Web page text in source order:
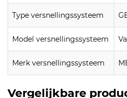
Type versnellingssysteem
Model versnellingssysteem
Merk versnellingssysteem
Vergelijkbare